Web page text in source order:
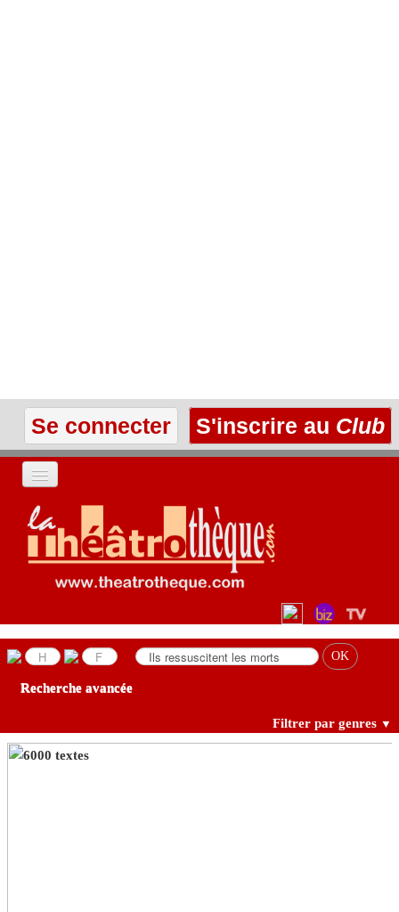
Se connecter S'inscrire au Club
ACCUEIL
LES TEXTES
LES ANNONCES
Recherche avancée
Filtrer par genres ▼